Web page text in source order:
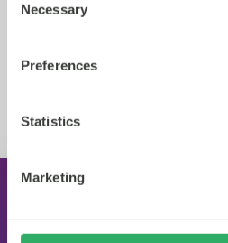
Selection
Necessary
Preferences
Statistics
Marketing